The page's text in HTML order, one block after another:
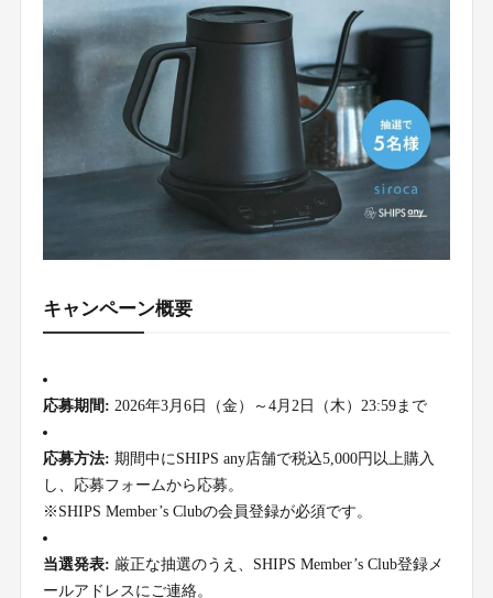
キャンペーン概要
応募期間: 2026年3月6日（金）～4月2日（木）23:59まで
応募方法: 期間中にSHIPS any店舗で税込5,000円以上購入
し、応募フォームから応募。
※SHIPS Member’s Clubの会員登録が必須です。
当選発表: 厳正な抽選のうえ、SHIPS Member’s Club登録メ
ールアドレスにご連絡。